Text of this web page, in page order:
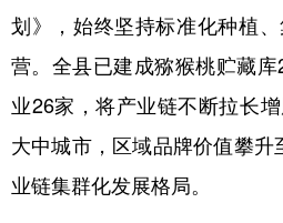
划》，始终坚持标准化种植
营。全县已建成猕猴桃贮藏
业26家，将产业链不断拉长
大中城市，区域品牌价值攀
业链集群化发展格局。